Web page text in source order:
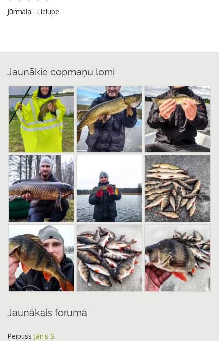
Jūrmala : Lielupe
Jaunākie copmaņu lomi
Jaunākais forumā
Peipuss Jānis S.